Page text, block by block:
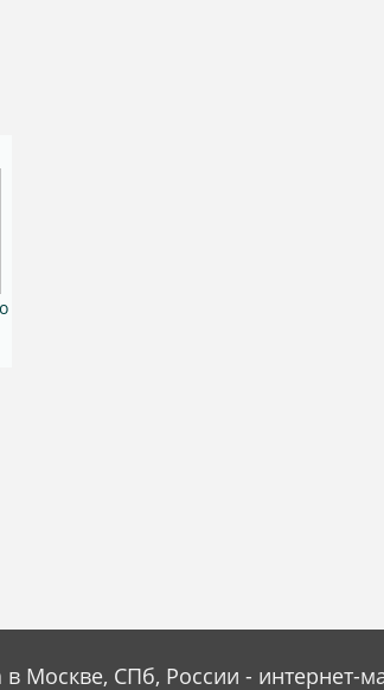
в Москве, СПб, России - интернет-